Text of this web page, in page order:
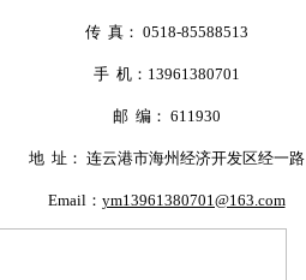
传 真： 0518-85588513
手 机：13961380701
邮 编： 611930
地 址： 连云港市海州经济开发区经一路
Email： ym13961380701@163.com